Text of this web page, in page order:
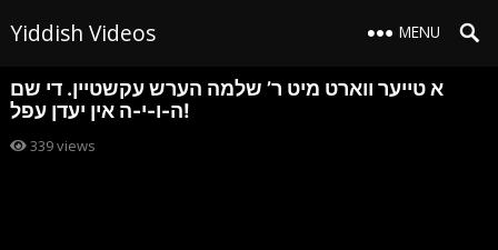
Yiddish Videos MENU
א טייער ווארט מיט ר’ שלמה הערש עקשטיין. די שם
ה-ו-י-ה אין יעדן עפל!
339views